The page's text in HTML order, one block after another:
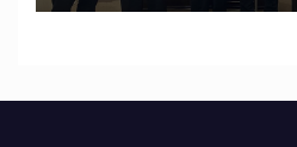
Calon Pekerja